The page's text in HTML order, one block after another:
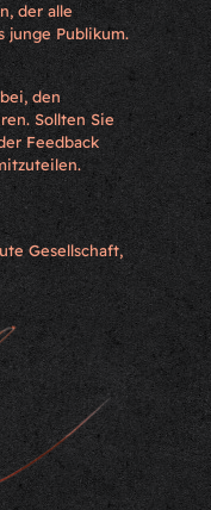
der alle
junge Publikum.
den
Sollten Sie
Feedback
Gesellschaft,